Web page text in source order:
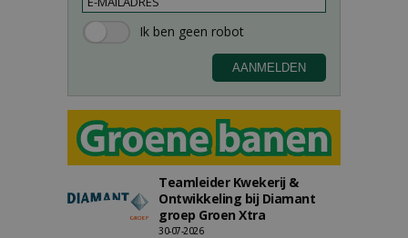
Teamleider Kwekerij &
Ontwikkeling bij Diamant
groep Groen Xtra
30-07-2026